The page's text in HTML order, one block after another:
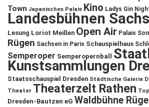
Town Japanisches Palais Kino Ladys Gin
Landesbühnen
Lesung Loriot Meißen Open Air Palais
Rügen Sachsen in Paris Schauspielhaus
Semperoper Semperopernball
Kunstsammlungen
Staatsschauspiel Dresden Städtische Galerie
Theater Theaterzelt Rathen
Dresden-Bautzen eG Waldbühne